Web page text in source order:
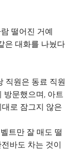
떨어진 거예
은 대화를 나눴다
직원은 동료 직원
방문했으며, 아트
로 잠그지 않은
트만 잘 매도 떨
바도 차는 것이